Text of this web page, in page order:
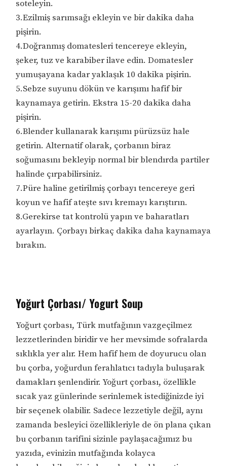
soteleyin.
3.Ezilmiş sarımsağı ekleyin ve bir dakika daha
pişirin.
4.Doğranmış domatesleri tencereye ekleyin,
şeker, tuz ve karabiber ilave edin. Domatesler
yumuşayana kadar yaklaşık 10 dakika pişirin.
5.Sebze suyunu dökün ve karışımı hafif bir
kaynamaya getirin. Ekstra 15-20 dakika daha
pişirin.
6.Blender kullanarak karışımı pürüzsüz hale
getirin. Alternatif olarak, çorbanın biraz
soğumasını bekleyip normal bir blendırda partiler
halinde çırpabilirsiniz.
7.Püre haline getirilmiş çorbayı tencereye geri
koyun ve hafif ateşte sıvı kremayı karıştırın.
8.Gerekirse tat kontrolü yapın ve baharatları
ayarlayın. Çorbayı birkaç dakika daha kaynamaya
bırakın.
Yoğurt Çorbası/ Yogurt Soup
Yoğurt çorbası, Türk mutfağının vazgeçilmez
lezzetlerinden biridir ve her mevsimde sofralarda
sıklıkla yer alır. Hem hafif hem de doyurucu olan
bu çorba, yoğurdun ferahlatıcı tadıyla buluşarak
damakları şenlendirir. Yoğurt çorbası, özellikle
sıcak yaz günlerinde serinlemek istediğinizde iyi
bir seçenek olabilir. Sadece lezzetiyle değil, aynı
zamanda besleyici özellikleriyle de ön plana çıkan
bu çorbanın tarifini sizinle paylaşacağımız bu
yazıda, evinizin mutfağında kolayca